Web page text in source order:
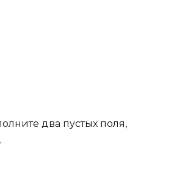
два пустых поля,